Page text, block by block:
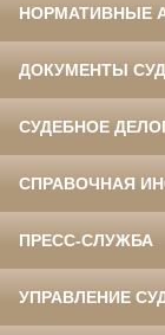
НОРМАТИВНЫЕ
ДОКУМЕНТЫ
СУДЕБНОЕ
СПРАВОЧНАЯ
ПРЕСС-СЛУЖБА
УПРАВЛЕНИЕ